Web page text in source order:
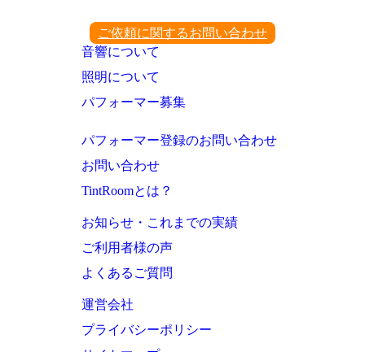
ご依頼に関するお問い合わせ
音響について
照明について
パフォーマー募集
パフォーマー登録のお問い合わせ
お問い合わせ
TintRoomとは？
お知らせ・これまでの実績
ご利用者様の声
よくあるご質問
運営会社
プライバシーポリシー